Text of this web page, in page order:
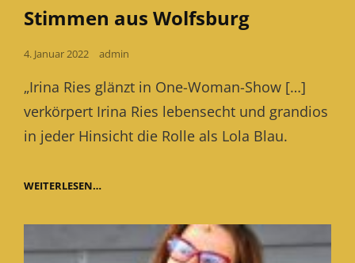
Links
Stimmen aus Wolfsburg
Posted
4. Januar 2022 admin
„Irina Ries glänzt in One-Woman-Show […]
verkörpert Irina Ries lebensecht und grandios
in jeder Hinsicht die Rolle als Lola Blau.
WEITERLESEN…STIMMEN